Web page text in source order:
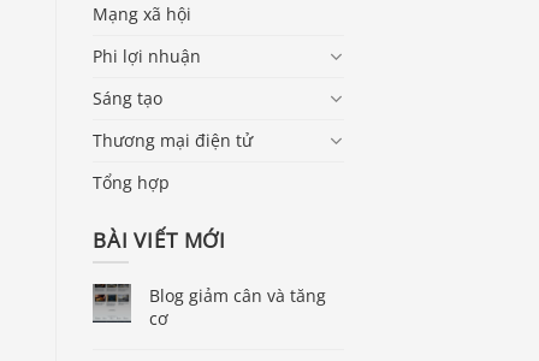
Mạng xã hội
Phi lợi nhuận
Sáng tạo
Thương mại điện tử
Tổng hợp
BÀI VIẾT MỚI
Blog giảm cân và tăng
cơ